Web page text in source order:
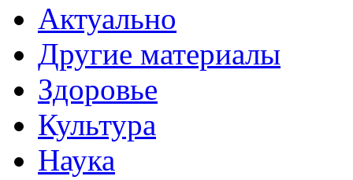
Актуально
Другие материалы
Здоровье
Культура
Наука